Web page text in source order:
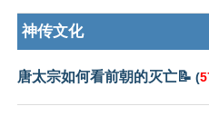
神传文化
唐太宗如何看前朝的灭亡📝 (